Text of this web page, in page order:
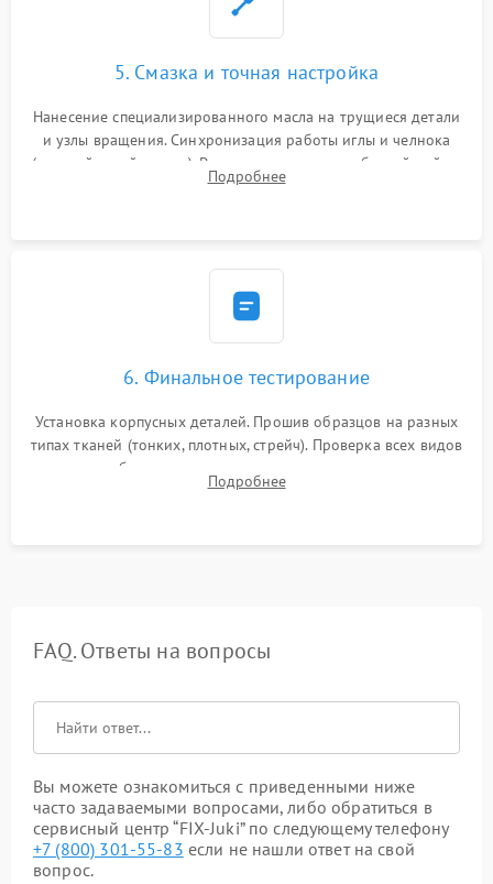
5. Смазка и точная настройка
Нанесение специализированного масла на трущиеся детали
и узлы вращения. Синхронизация работы иглы и челнока
(настройка таймингов). Регулировка высоты зубчатой рейки,
центровка игловодителя и калибровка натяжителей верхней
Подробнее
6. Финальное тестирование
Установка корпусных деталей. Прошив образцов на разных
типах тканей (тонких, плотных, стрейч). Проверка всех видов
строчек, работы реверса, выметывания петли и намотчика
шпульки. Контроль плавности хода и отсутствия
Подробнее
FAQ. Ответы на вопросы
Вы можете ознакомиться с приведенными ниже
часто задаваемыми вопросами, либо обратиться в
сервисный центр “FIX-Juki” по следующему телефону
+7 (800) 301-55-83 если не нашли ответ на свой
вопрос.